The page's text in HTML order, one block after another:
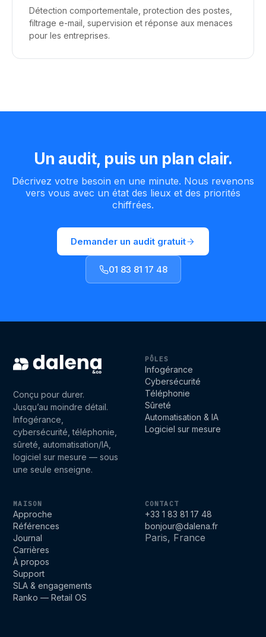
Détection comportementale, protection des postes,
filtrage e-mail, supervision et réponse aux menaces
pour les entreprises.
Un audit, puis un plan clair.
Décrivez votre besoin en une minute. Nous revenons
vers vous avec un état des lieux et des priorités
chiffrées.
Demander un audit gratuit
01 83 81 17 48
Dalena & Co
Conçu pour durer.
Jusqu’au moindre détail.
Infogérance,
cybersécurité, téléphonie,
sûreté, automatisation/IA,
logiciel sur mesure — sous
une seule enseigne.
PÔLES
Infogérance
Cybersécurité
Téléphonie
Sûreté
Automatisation & IA
Logiciel sur mesure
MAISON
Approche
Références
Journal
Carrières
À propos
Support
SLA & engagements
Ranko — Retail OS
CONTACT
+33 1 83 81 17 48
bonjour@dalena.fr
Paris, France